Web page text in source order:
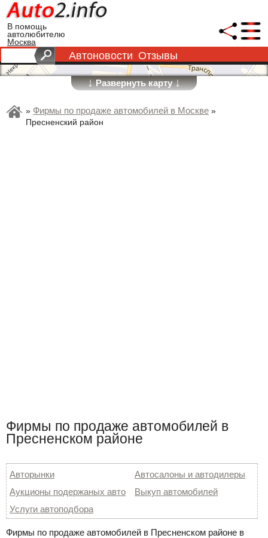
В помощь
автолюбителю
Москва
Автоновости Отзывы
↓Развернуть карту↓
» Фирмы по продаже автомобилей в Москве »
Пресненский район
Фирмы по продаже автомобилей в
Пресненском районе
Авторынки
Автосалоны и автодилеры
Аукционы подержаных авто
Выкуп автомобилей
Услуги автоподбора
Фирмы по продаже автомобилей в Пресненском районе в